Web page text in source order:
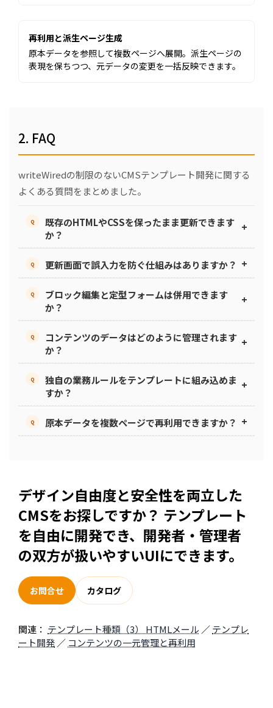
再利用と派生ページ生成
原本データを参照して複数ページへ展開。派生ページの
表現を保ちつつ、元データの変更を一括反映できます。
2. FAQ
writeWiredの制限のないCMSテンプレート開発に関する
よくある質問をまとめました。
既存のHTMLやCSSを保ったまま更新できます
か？
タのみをテンプレートで制御する方式です。
更新画面で誤入力を防ぐ仕組みはありますか？
ドや入力検証を組み合わせてミスを抑えます。
ブロック編集と定型フォームは併用できます
か？
分けられ、ニュースはフォーム、特集はブロッ
クのように運用できます。
コンテンツのデータはどのように管理されます
か？
ータを検索・差分確認・承認と連携し、テンプ
レートから参照して表示します。
独自の業務ルールをテンプレートに組み込めま
すか？
証、表示制御などのロジックをテンプレートへ
原本データを複数ページで再利用できますか？
デザイン自由度と安全性を両立した
CMSをお探しですか？ テンプレート
を自由に開発でき、開発者・管理者
の双方が扱いやすいUIにできます。
お問合せ カタログ
関連： テンプレート種類（3） HTMLメール ／テンプレ
ート開発 ／ コンテンツの一元管理と再利用